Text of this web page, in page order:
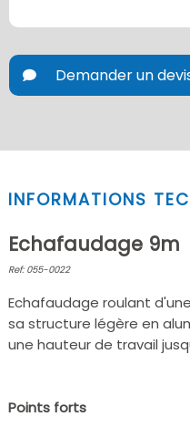
Demander un
INFORMATIONS
Echafaudage 9m
Ref: 055-0022
Echafaudage roulant
sa structure légère en
une hauteur de travail
Points forts